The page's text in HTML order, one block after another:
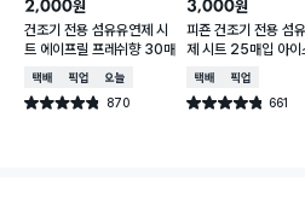
2,000원
건조기 전용 섬유유연제 시
트 에이프릴 프레쉬향 30매
택배배송매장픽업오늘배송
별점 4.8점 870
건 작성
3,000원
피죤 건조기 전용 섬
제 시트 25매입 아이
택배배송매장픽업
별점 4.8점 661
건 작성